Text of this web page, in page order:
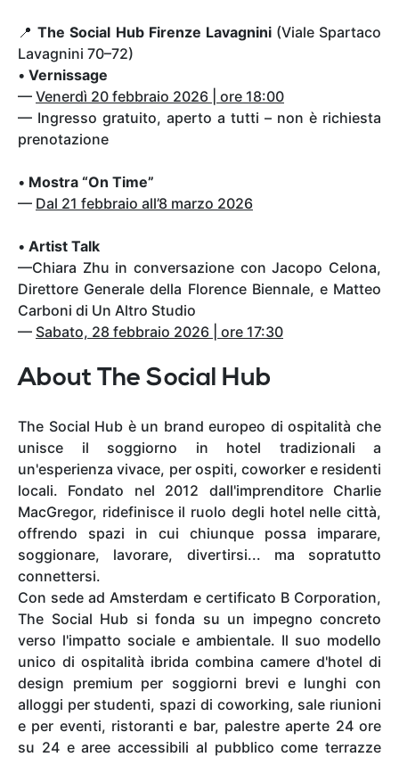
📍The Social Hub Firenze Lavagnini(Viale Spartaco
Lavagnini 70–72)
• Vernissage
— Venerdì 20 febbraio 2026 | ore 18:00
— Ingresso gratuito, aperto a tutti – non è richiesta
prenotazione
• Mostra “On Time”
— Dal 21 febbraio all’8 marzo 2026
• Artist Talk
—Chiara Zhu in conversazione con Jacopo Celona,
Direttore Generale della Florence Biennale, e Matteo
Carboni di Un Altro Studio
— Sabato, 28 febbraio 2026 | ore 17:30
About The Social Hub
The Social Hub è un brand europeo di ospitalità che
unisce il soggiorno in hotel tradizionali a
un'esperienza vivace, per ospiti, coworker e residenti
locali. Fondato nel 2012 dall'imprenditore Charlie
MacGregor, ridefinisce il ruolo degli hotel nelle città,
offrendo spazi in cui chiunque possa imparare,
soggionare, lavorare, divertirsi... ma sopratutto
connettersi.
Con sede ad Amsterdam e certificato B Corporation,
The Social Hub si fonda su un impegno concreto
verso l'impatto sociale e ambientale. Il suo modello
unico di ospitalità ibrida combina camere d'hotel di
design premium per soggiorni brevi e lunghi con
alloggi per studenti, spazi di coworking, sale riunioni
e per eventi, ristoranti e bar, palestre aperte 24 ore
su 24 e aree accessibili al pubblico come terrazze